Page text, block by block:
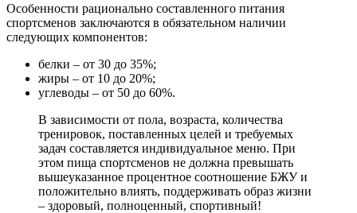
Особенности рационально составленного питания
спортсменов заключаются в обязательном наличии
следующих компонентов:
белки – от 30 до 35%;
жиры – от 10 до 20%;
углеводы – от 50 до 60%.
В зависимости от пола, возраста, количества
тренировок, поставленных целей и требуемых
задач составляется индивидуальное меню. При
этом пища спортсменов не должна превышать
вышеуказанное процентное соотношение БЖУ и
положительно влиять, поддерживать образ жизни
– здоровый, полноценный, спортивный!